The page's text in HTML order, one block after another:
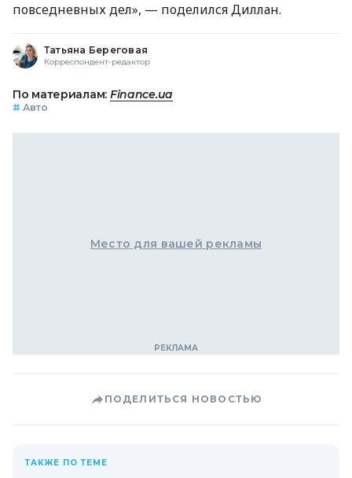
повседневных дел», — поделился Диллан.
Татьяна Береговая
Корреспондент-редактор
По материалам: Finance.ua
# Авто
Место для вашей рекламы
ПОДЕЛИТЬСЯ НОВОСТЬЮ
ТАКЖЕ ПО ТЕМЕ